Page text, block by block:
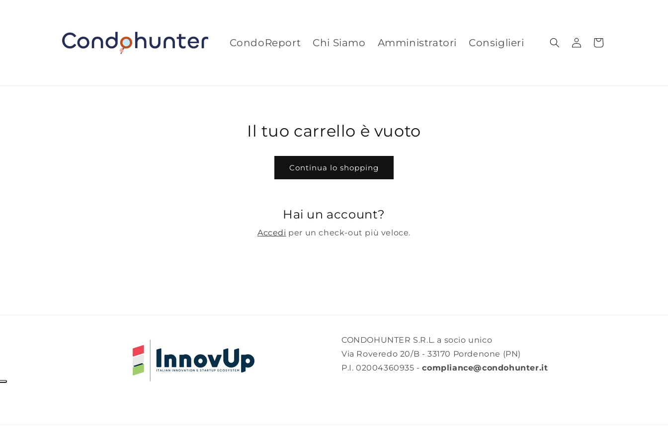
CondoReport Chi Siamo Amministratori Consiglieri Accedi Carrello
Il tuo carrello è vuoto
Continua lo shopping
Hai un account?
Accedi per un check-out più veloce.
CONDOHUNTER S.R.L. a socio unico
Via Roveredo 20/B - 33170 Pordenone (PN)
P.I. 02004360935 -compliance@condohunter.it